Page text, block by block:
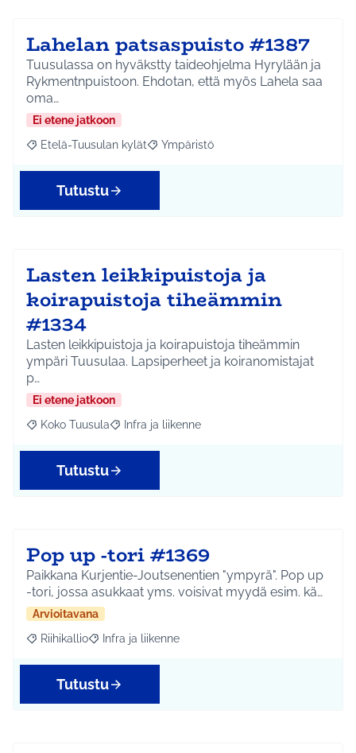
Lahelan patsaspuisto #1387
Tuusulassa on hyväkstty taideohjelma Hyrylään ja
Rykmentnpuistoon. Ehdotan, että myös Lahela saa
oma…
Ei etene jatkoon
Rajaa tulokset aihepiirin mukaan: Etelä-Tuusulan kylät
Etelä-Tuusulan kylät Rajaa tulokset teeman mukaan:
Ympäristö
Tutustu
Lasten leikkipuistoja ja
koirapuistoja tiheämmin
#1334
Lasten leikkipuistoja ja koirapuistoja tiheämmin
ympäri Tuusulaa. Lapsiperheet ja koiranomistajat
p…
Ei etene jatkoon
Rajaa tulokset aihepiirin mukaan: Koko Tuusula
Koko Tuusula Rajaa tulokset teeman mukaan: Infra ja liikenne
Infra ja liikenne
Tutustu
Pop up -tori #1369
Paikkana Kurjentie-Joutsenentien "ympyrä". Pop up
-tori, jossa asukkaat yms. voisivat myydä esim. kä…
Arvioitavana
Rajaa tulokset aihepiirin mukaan: Riihikallio
Riihikallio Rajaa tulokset teeman mukaan: Infra ja liikenne
Infra ja liikenne
Tutustu